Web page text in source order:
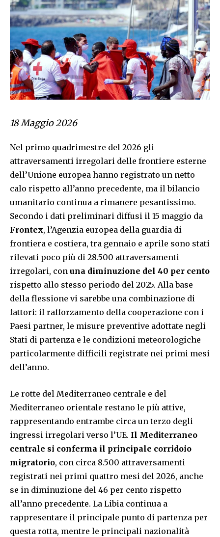
18 Maggio 2026
Nel primo quadrimestre del 2026 gli
attraversamenti irregolari delle frontiere esterne
dell’Unione europea hanno registrato un netto
calo rispetto all’anno precedente, ma il bilancio
umanitario continua a rimanere pesantissimo.
Secondo i dati preliminari diffusi il 15 maggio da
Frontex, l’Agenzia europea della guardia di
frontiera e costiera, tra gennaio e aprile sono stati
rilevati poco più di 28.500 attraversamenti
irregolari, con una diminuzione del 40 per cento
rispetto allo stesso periodo del 2025. Alla base
della flessione vi sarebbe una combinazione di
fattori: il rafforzamento della cooperazione con i
Paesi partner, le misure preventive adottate negli
Stati di partenza e le condizioni meteorologiche
particolarmente difficili registrate nei primi mesi
dell’anno.
Le rotte del Mediterraneo centrale e del
Mediterraneo orientale restano le più attive,
rappresentando entrambe circa un terzo degli
ingressi irregolari verso l’UE. Il Mediterraneo
centrale si conferma il principale corridoio
migratorio, con circa 8.500 attraversamenti
registrati nei primi quattro mesi del 2026, anche
se in diminuzione del 46 per cento rispetto
all’anno precedente. La Libia continua a
rappresentare il principale punto di partenza per
questa rotta, mentre le principali nazionalità